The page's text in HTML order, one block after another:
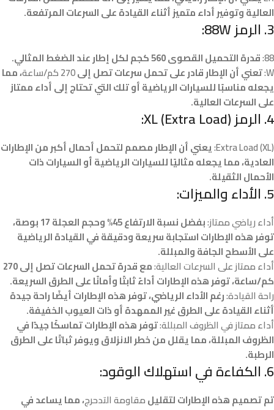
العالية وتوفير أداء متميز أثناء القيادة على السرعات المرتفعة.
3. الرمز 88W:
88: قدرة التحميل القصوى 560 كجم لكل إطار عند الضغط المثالي.
W: تعني أن الإطار قادر على تحمل سرعات تصل إلى270 كم/ساعة
، مما
يجعله مناسبًا للسيارات الرياضية أو تلك التي تحتاج إلى أداء ممتاز
على السرعات العالية.
4. الرمز XL (Extra Load):
Extra Load (XL): يعني أن الإطار مصمم لتحمل أحمال أكبر من الإطارات
العادية، مما يجعله مثاليًا للسيارات الرياضية أو السيارات ذات
الأحمال الثقيلة.
5. الأداء والميزات:
أداء رياضي ممتاز:
بفضل نسبة الارتفاع 45% وحجم العجلة 17 بوصة،
توفر هذه الإطارات استجابة سريعة ودقيقة في القيادة الرياضية
على الأسطح الجافة والمبللة.
أداء ممتاز على السرعات العالية:
مع قدرة تحمل السرعات تصل إلى 270
كم/ساعة، توفر هذه الإطارات أداءً ثابتًا وأمانًا على الطرق السريعة.
راحة القيادة:رغم الأداء الرياضي، توفر هذه الإطارات أيضًا راحة جيدة
أثناء القيادة على الطرق غير الممهدة أو ذات العيوب الخفيفة.
أداء ممتاز في الظروف المبللة:توفر هذه الإطارات تماسكًا جيدًا في
الظروف المبللة، مما يقلل من خطر الانزلاق ويوفر ثباتًا على الطرق
الرطبة.
6. الكفاءة في استهلاك الوقود:
تم تصميم هذه الإطارات لتقليلمقاومة التدحرج، مما يساعد في